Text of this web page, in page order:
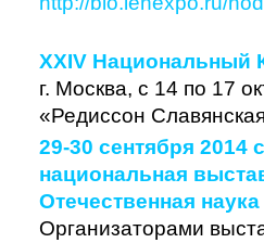
XXIV Национальный
г. Москва, с 14 по 17
«Редиссон
29-30 сентября 2014
национальная
Отечественная
Организаторами